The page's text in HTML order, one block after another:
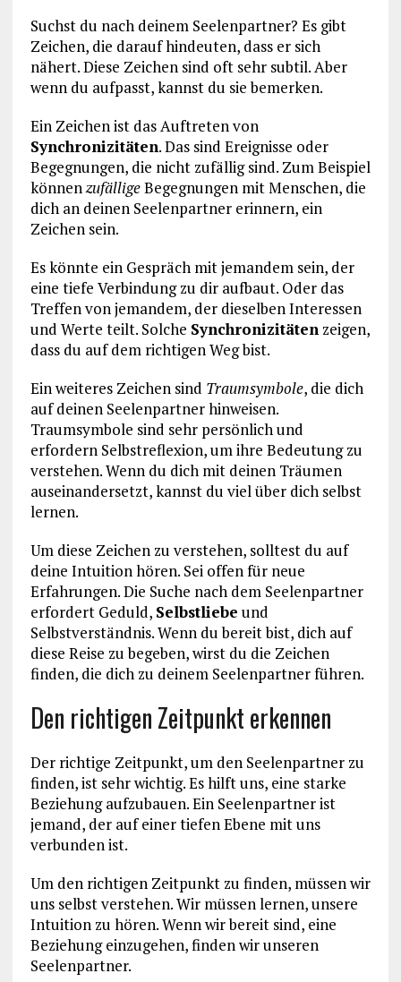
Suchst du nach deinem Seelenpartner? Es gibt
Zeichen, die darauf hindeuten, dass er sich
nähert. Diese Zeichen sind oft sehr subtil. Aber
wenn du aufpasst, kannst du sie bemerken.
Ein Zeichen ist das Auftreten von
Synchronizitäten. Das sind Ereignisse oder
Begegnungen, die nicht zufällig sind. Zum Beispiel
könnenzufälligeBegegnungen mit Menschen, die
dich an deinen Seelenpartner erinnern, ein
Zeichen sein.
Es könnte ein Gespräch mit jemandem sein, der
eine tiefe Verbindung zu dir aufbaut. Oder das
Treffen von jemandem, der dieselben Interessen
und Werte teilt. Solche Synchronizitäten zeigen,
dass du auf dem richtigen Weg bist.
Ein weiteres Zeichen sind Traumsymbole, die dich
auf deinen Seelenpartner hinweisen.
Traumsymbole sind sehr persönlich und
erfordern Selbstreflexion, um ihre Bedeutung zu
verstehen. Wenn du dich mit deinen Träumen
auseinandersetzt, kannst du viel über dich selbst
lernen.
Um diese Zeichen zu verstehen, solltest du auf
deine Intuition hören. Sei offen für neue
Erfahrungen. Die Suche nach dem Seelenpartner
erfordert Geduld, Selbstliebe und
Selbstverständnis. Wenn du bereit bist, dich auf
diese Reise zu begeben, wirst du die Zeichen
finden, die dich zu deinem Seelenpartner führen.
Den richtigen Zeitpunkt erkennen
Der richtige Zeitpunkt, um den Seelenpartner zu
finden, ist sehr wichtig. Es hilft uns, eine starke
Beziehung aufzubauen. Ein Seelenpartner ist
jemand, der auf einer tiefen Ebene mit uns
verbunden ist.
Um den richtigen Zeitpunkt zu finden, müssen wir
uns selbst verstehen. Wir müssen lernen, unsere
Intuition zu hören. Wenn wir bereit sind, eine
Beziehung einzugehen, finden wir unseren
Seelenpartner.